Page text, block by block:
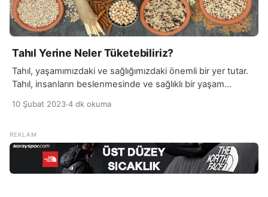
Tahıl Yerine Neler Tüketebiliriz?
Tahıl, yaşamımızdaki ve sağlığımızdaki önemli bir yer tutar.
Tahıl, insanların beslenmesinde ve sağlıklı bir yaşam
önemli miktarda enerji, protein, vitamin ve mineral sağlar.
için gereklidir ve tahıl, bu öğeleri beslenmedeki en önemli
kaynaklardan biridir. Ayrıca, tahıl, karbonhidrat, lif ve diğer
önemli […]
10 Şubat 2023·4 dk okuma